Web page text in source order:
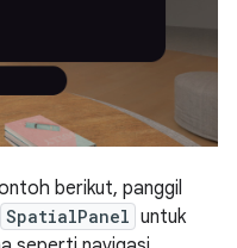
berikut, panggil
SpatialPanel untuk